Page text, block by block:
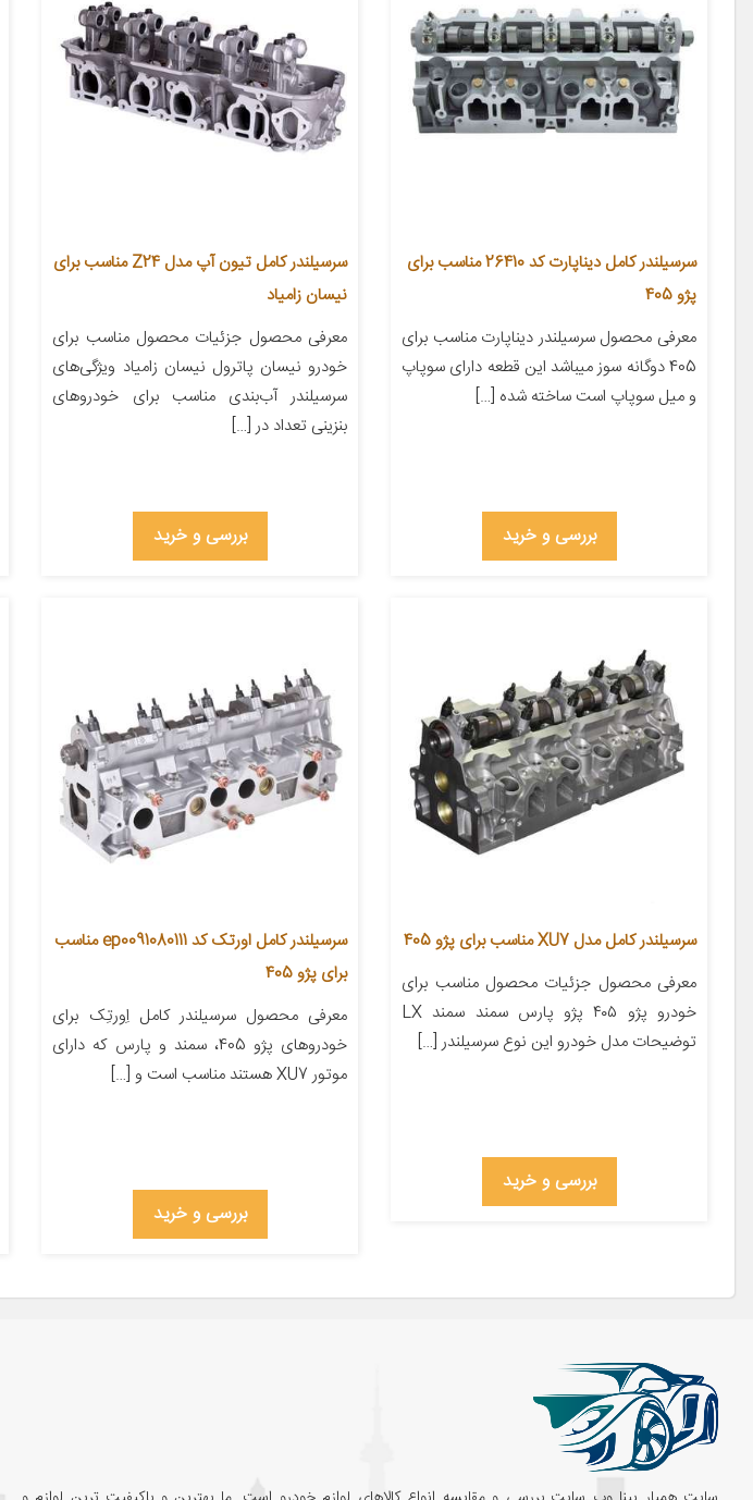
سرسیلندر کامل دیناپارت کد 26410 مناسب برای
پژو 405
معرفی محصول سرسیلندر دیناپارت مناسب برای
405 دوگانه سوز میباشد این قطعه دارای سوپاپ
و میل سوپاپ است ساخته شده […]
بررسی و خرید
سرسیلندر کامل تیون آپ مدل Z24 مناسب برای
نیسان زامیاد
معرفی محصول جزئیات محصول مناسب برای
خودرو نیسان پاترول نیسان زامیاد ویژگی‌های
سرسیلندر آب‌بندی مناسب برای خودروهای
بنزینی تعداد در […]
بررسی و خرید
سرسیلندر کامل مدل XU7 مناسب برای پژو 405
معرفی محصول جزئیات محصول مناسب برای
خودرو پژو ۴۰۵ پژو پارس سمند سمند LX
توضیحات مدل خودرو این نوع سرسیلندر […]
بررسی و خرید
سرسیلندر کامل اورتک کد ep0091080111 مناسب
برای پژو 405
معرفی محصول سرسیلندر کامل اِورتِک برای
خودروهای پژو 405، سمند و پارس که دارای
موتور XU7 هستند مناسب است و […]
بررسی و خرید